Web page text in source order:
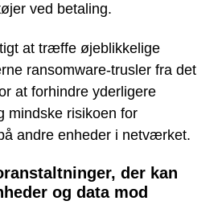
ved betaling.
at træffe øjeblikkelige
ransomware-trusler fra det
at forhindre yderligere
mindske risikoen for
andre enheder i netværket.
der kan
og data mod